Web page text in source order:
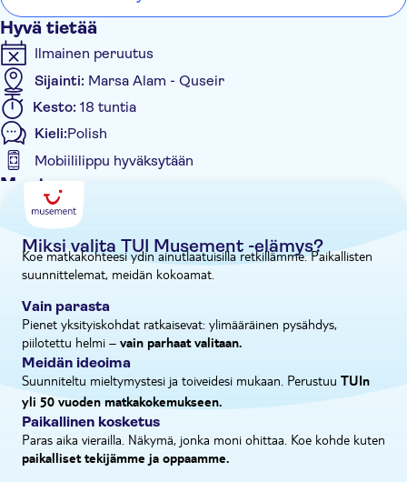
Hatšepsutin temppeliin ja Memnonin kolosseihin – voiko
ollakaan parempaa tapaa päättää kierros, kun tuijottaa näitä
kahta 60-metristä kivipatsasta, jotka ovat seisseet täällä yli 3
000 vuotta.
Hyvä tietää
Ilmainen peruutus
Sijainti: Marsa Alam - Quseir
Kesto: 18 tuntia
Kieli:Polish
Mobiililippu hyväksytään
Muuta
Välitön vahvistus
Sisäänpääsymaksu sisältyy
Opastettu kierros
Ateria sisältyy
E-lippu
Esteetön pääsy
Hotel pick up
Transport included
Miksi valita TUI Musement -elämys?
Koe matkakohteesi ydin ainutlaatuisilla retkillämme. Paikallisten
suunnittelemat, meidän kokoamat.
Vain parasta
Pienet yksityiskohdat ratkaisevat: ylimääräinen pysähdys,
piilotettu helmi – vain parhaat valitaan.
Meidän ideoima
Suunniteltu mieltymystesi ja toiveidesi mukaan. Perustuu TUIn
yli 50 vuoden matkakokemukseen.
Paikallinen kosketus
Paras aika vierailla. Näkymä, jonka moni ohittaa. Koe kohde kuten
paikalliset tekijämme ja oppaamme.